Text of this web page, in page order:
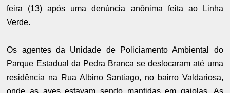
feira (13) após uma denúncia anônima feita ao Linha
Verde.
Os agentes da Unidade de Policiamento Ambiental do
Parque Estadual da Pedra Branca se deslocaram até uma
residência na Rua Albino Santiago, no bairro Valdariosa,